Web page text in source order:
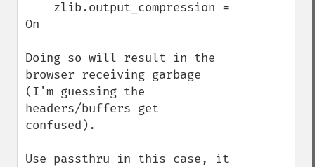
On
Doing so will result in the
browser receiving garbage
(I'm guessing the
headers/buffers get
confused).
Use passthru in this case, it